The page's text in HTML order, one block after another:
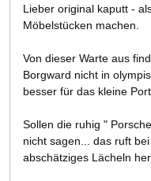
Lieber original kaputt -
Möbelstücken machen.
Von dieser Warte aus
Borgward nicht in
besser für das kleine
Sollen die ruhig "
nicht sagen... das ruft
abschätziges Lächeln